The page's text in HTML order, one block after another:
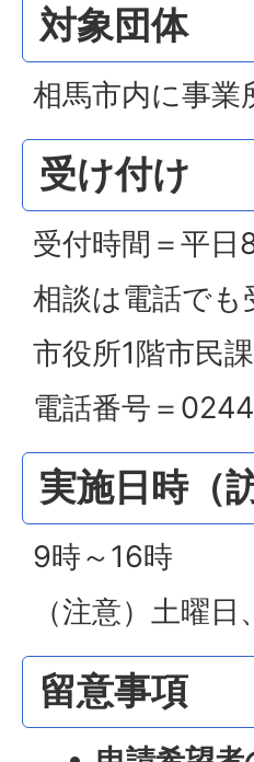
対象団体
相馬市内に事業
受け付け
受付時間＝平
相談は電話で
市役所1階市民
電話番号＝
実施日時（
9時～16時
（注意）土曜
留意事項